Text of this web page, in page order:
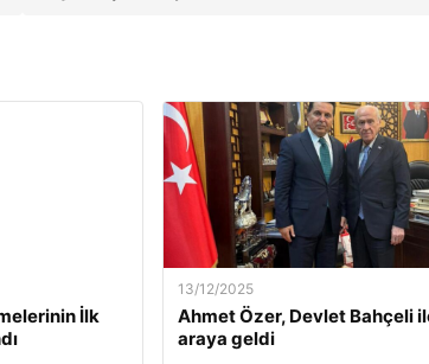
İlk
13/12/2025
Ahmet Özer, Devlet Bahçeli
araya geldi